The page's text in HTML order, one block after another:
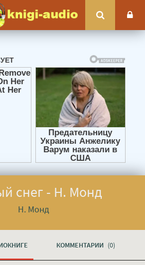
снег - Н. Монд
Н. Монд
КОММЕНТАРИИ (0)